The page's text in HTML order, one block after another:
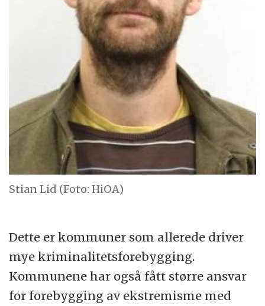
Stian Lid (Foto: HiOA)
Dette er kommuner som allerede driver
mye kriminalitetsforebygging.
Kommunene har også fått større ansvar
for forebygging av ekstremisme med